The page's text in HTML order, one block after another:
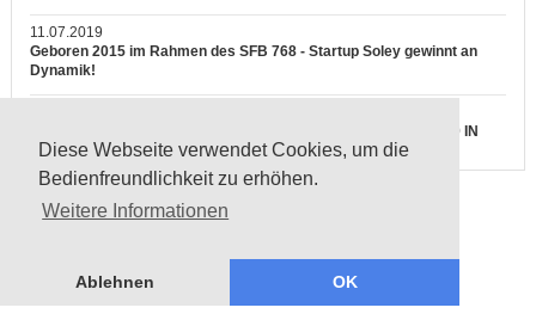
Diese Webseite verwendet Cookies, um die
Bedienfreundlichkeit zu erhöhen.
Weitere Informationen
Ablehnen OK
11.07.2019
Geboren 2015 im Rahmen des SFB 768 - Startup Soley gewinnt an
Dynamik!
KONGRESS INNOVATION 360° VOM 17. - 18. SEPTEMBER 2019 IN
SINDELFINGEN